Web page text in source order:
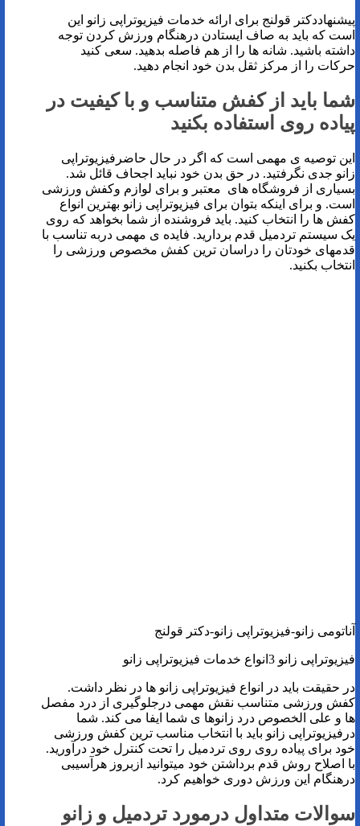
پیشنهاددکتر قولنج برای ارائه خدمات فیزیوتراپی زانو این
است که باید به صاف ایستادن درهنگام ورزش کردن توجه
داشته باشید. شانه ها را از هم فاصله بدهید. سعی کنید
حرکات را از مرکز ثقل بدن خود انجام دهید.
شما باید از کفش متناسب و با کیفیت در
پیاده روی استفاده بکنید
این توصیه ی مهمی است که اگر در حال حاضرفیزیوتراپی
زانو جدی نگرفتید. در حق بدن خود نباید اجحاف قائل شد.
بسیاری از فروشگاه های معتبر و برای لوازم وکفش ورزشی
است. و برای اینکه بتوان برای فیزیوتراپی زانو بهترین انواع
کفش ها را انتخاب کنید. باید فروشنده از شما بخواهد که روی
یک سیستم تردمیل قدم بردارید. فایده ی مهمی دربه تناسب با
قدمهای خودتان را دراسان ترین کفش مخصوص ورزشی را
انتخاب بکنید.
آناتومی زانو-فیزیوتراپی زانو-دکتر قولنج
فیزیوتراپی زانو 3انواع خدمات فیزیوتراپی زانو
در حقیقت باید در انواع فیزیوتراپی زانو ها در نظر داشت.
کفش ورزشی متناسب نقش مهمی درجلوگیری از درد مفصل
ها و علی الخصوص درد زانوها ی شما ایفا می کند. شما
درفیزیوتراپی زانو باید با انتخاب مناسب ترین کفش ورزشی
خود برای پیاده روی روی تردمیل را تحت کنترل خود درآورید.
با اصلاح روش قدم برداشتن خود می­توانید ازبروز هرآسیبی
درهنگام این ورزش دوری خواهیم کرد.
سوالات متداول درمورد تردمیل و زانو